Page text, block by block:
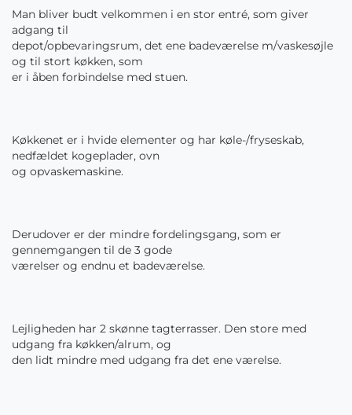
Man bliver budt velkommen i en stor entré, som giver
adgang til
depot/opbevaringsrum, det ene badeværelse m/vaskesøjle
og til stort køkken, som
er i åben forbindelse med stuen.
Køkkenet er i hvide elementer og har køle-/fryseskab,
nedfældet kogeplader, ovn
og opvaskemaskine.
Derudover er der mindre fordelingsgang, som er
gennemgangen til de 3 gode
værelser og endnu et badeværelse.
Lejligheden har 2 skønne tagterrasser. Den store med
udgang fra køkken/alrum, og
den lidt mindre med udgang fra det ene værelse.